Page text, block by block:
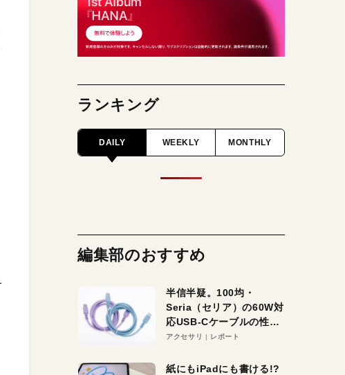
ランキング
DAILY WEEKLY MONTHLY
編集部のおすすめ
半信半疑。100均・
Seria（セリア）の60W対
応USB-Cケーブルの性能
を検証。超コスパの1本を
アクセサリ レポート
紙にもiPadにも書ける!?